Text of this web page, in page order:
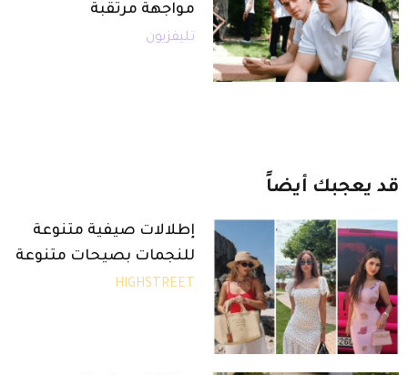
مواجهة مرتقبة
تليفزيون
قد يعجبك أيضاً
إطلالات صيفية متنوعة
للنجمات بصيحات متنوعة
HIGHSTREET